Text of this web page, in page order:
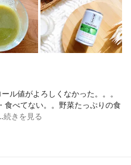
ル値がよろしくなかった。。。
食べてない。。野菜たっぷりの食
続きを見る